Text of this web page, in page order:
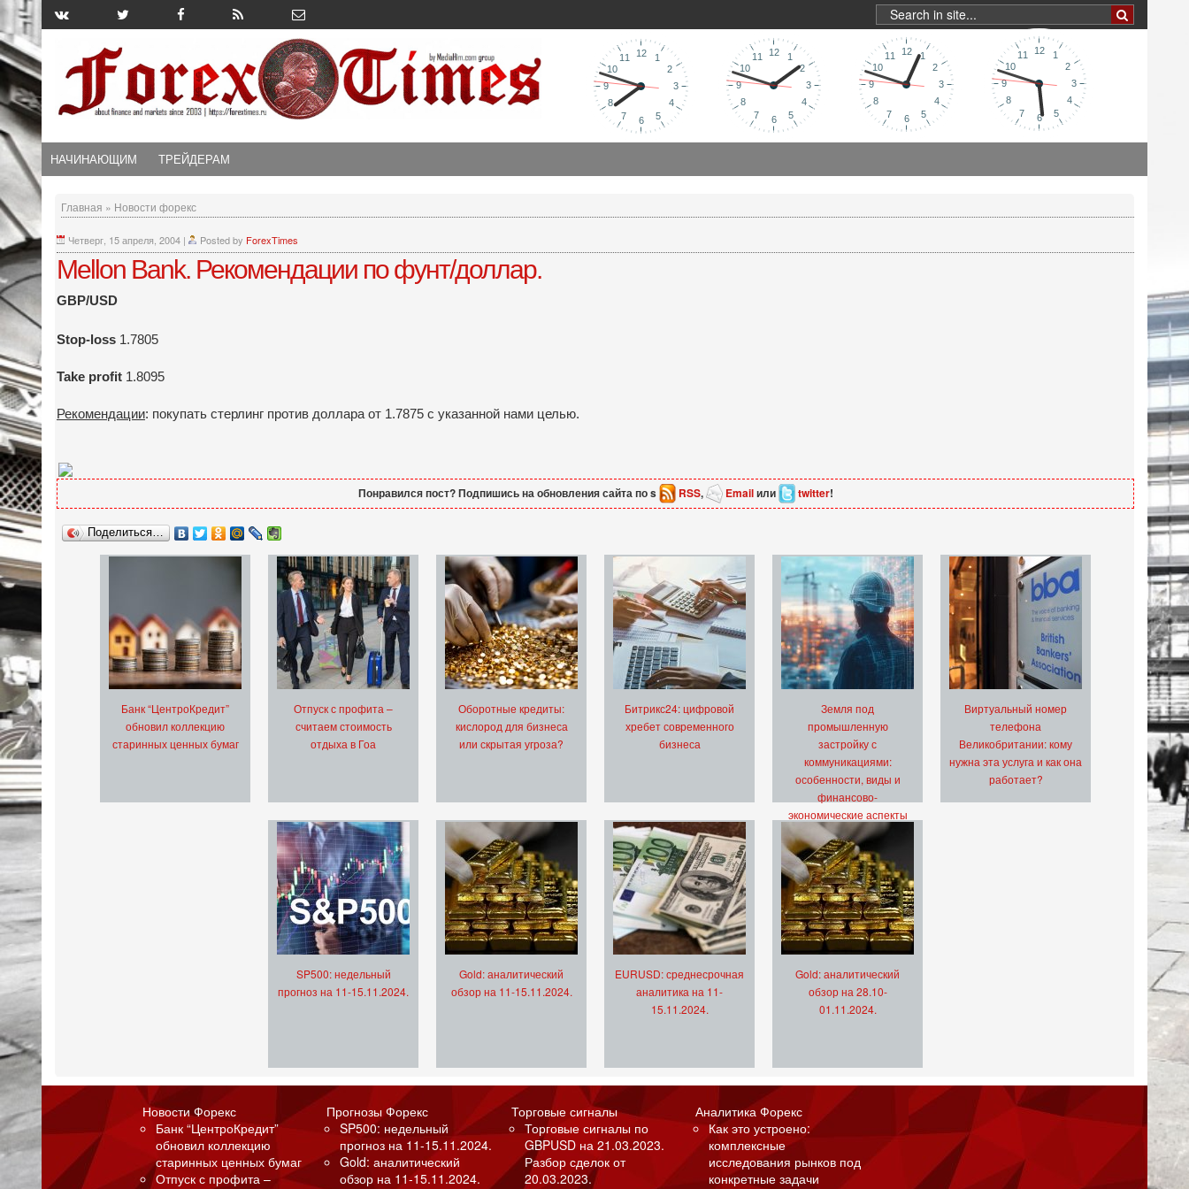
НАЧИНАЮЩИМ ТРЕЙДЕРАМ
Главная » Новости форекс
Четверг, 15 апреля, 2004 | Posted by ForexTimes
Mellon Bank. Рекомендации по фунт/доллар.
GBP/USD
Stop-loss 1.7805
Take profit 1.8095
Рекомендации: покупать стерлинг против доллара от 1.7875 с указанной нами целью.
Понравился пост? Подпишись на обновления сайта по s RSS, Emailили twitter!
Поделиться…
Банк “ЦентроКредит”
обновил коллекцию
старинных ценных бумаг
Отпуск с профита –
считаем стоимость
отдыха в Гоа
Оборотные кредиты:
кислород для бизнеса
или скрытая угроза?
Битрикс24: цифровой
хребет современного
бизнеса
Земля под
промышленную
застройку с
коммуникациями:
особенности, виды и
финансово-
экономические аспекты
Виртуальный номер
телефона
Великобритании: кому
нужна эта услуга и как она
работает?
SP500: недельный
прогноз на 11-15.11.2024.
Gold: аналитический
обзор на 11-15.11.2024.
EURUSD: среднесрочная
аналитика на 11-
15.11.2024.
Gold: аналитический
обзор на 28.10-
01.11.2024.
Новости Форекс
Банк “ЦентроКредит”
обновил коллекцию
старинных ценных бумаг
Отпуск с профита –
Прогнозы Форекс
SP500: недельный
прогноз на 11-15.11.2024.
Gold: аналитический
обзор на 11-15.11.2024.
Торговые сигналы
Торговые сигналы по
GBPUSD на 21.03.2023.
Разбор сделок от
20.03.2023.
Аналитика Форекс
Как это устроено:
комплексные
исследования рынков под
конкретные задачи